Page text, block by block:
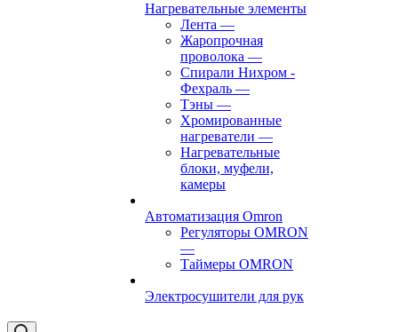
Нагревательные элементы
Лента —
Жаропрочная
проволока —
Спирали Нихром -
Фехраль —
Тэны —
Хромированные
нагреватели —
Нагревательные
блоки, муфели,
камеры
Автоматизация Omron
Регуляторы OMRON
—
Таймеры OMRON
Электросушители для рук